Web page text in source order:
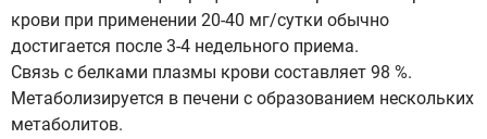
крови при применении 20-40 мг/сутки обычно
достигается после 3-4 недельного приема.
Связь с белками плазмы крови составляет 98 %.
Метаболизируется в печени с образованием нескольких
метаболитов.